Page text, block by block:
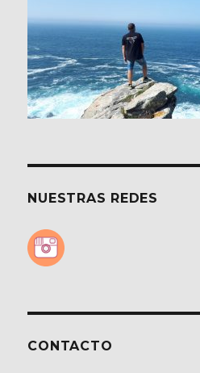
NUESTRAS REDES
CONTACTO